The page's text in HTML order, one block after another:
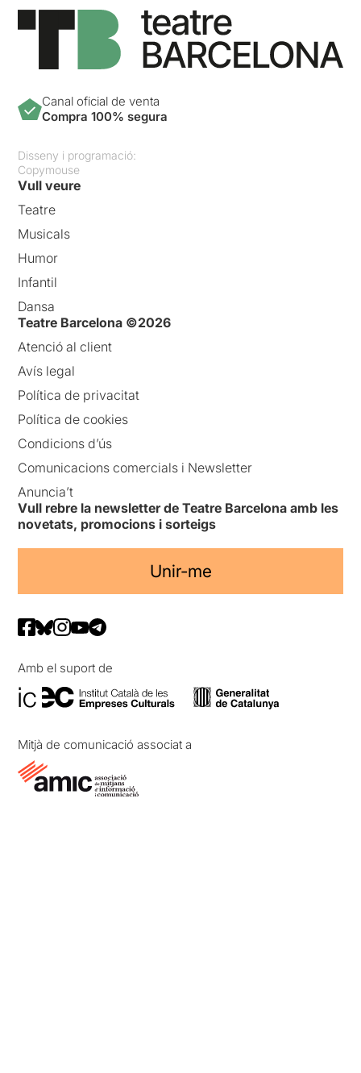
Canal oficial de venta
Compra 100% segura
Disseny i programació:
Copymouse
Vull veure
Teatre
Musicals
Humor
Infantil
Dansa
Teatre Barcelona ©2026
Atenció al client
Avís legal
Política de privacitat
Política de cookies
Condicions d’ús
Comunicacions comercials i Newsletter
Anuncia’t
Vull rebre la newsletter de Teatre Barcelona amb les
novetats, promocions i sorteigs
Unir-me
Amb el suport de
Mitjà de comunicació associat a